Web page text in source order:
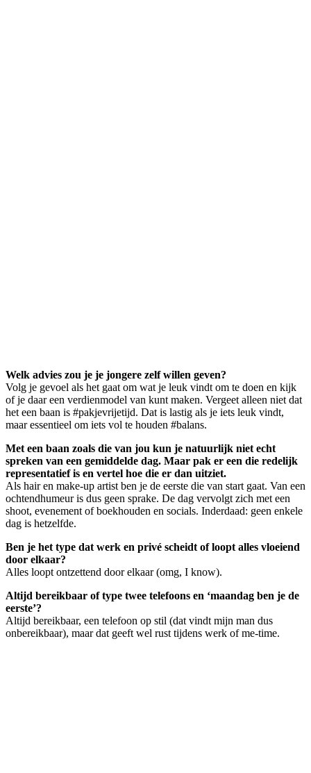
Welk advies zou je je jongere zelf willen geven?
Volg je gevoel als het gaat om wat je leuk vindt om te doen en kijk
of je daar een verdienmodel van kunt maken. Vergeet alleen niet dat
het een baan is #pakjevrijetijd. Dat is lastig als je iets leuk vindt,
maar essentieel om iets vol te houden #balans.
Met een baan zoals die van jou kun je natuurlijk niet echt
spreken van een gemiddelde dag. Maar pak er een die redelijk
representatief is en vertel hoe die er dan uitziet.
Als hair en make-up artist ben je de eerste die van start gaat. Van een
ochtendhumeur is dus geen sprake. De dag vervolgt zich met een
shoot, evenement of boekhouden en socials. Inderdaad: geen enkele
dag is hetzelfde.
Ben je het type dat werk en privé scheidt of loopt alles vloeiend
door elkaar?
Alles loopt ontzettend door elkaar (omg, I know).
Altijd bereikbaar of type twee telefoons en ‘maandag ben je de
eerste’?
Altijd bereikbaar, een telefoon op stil (dat vindt mijn man dus
onbereikbaar), maar dat geeft wel rust tijdens werk of me-time.